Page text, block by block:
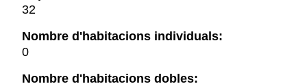
32
Nombre d'habitacions individuals:
0
Nombre d'habitacions dobles: